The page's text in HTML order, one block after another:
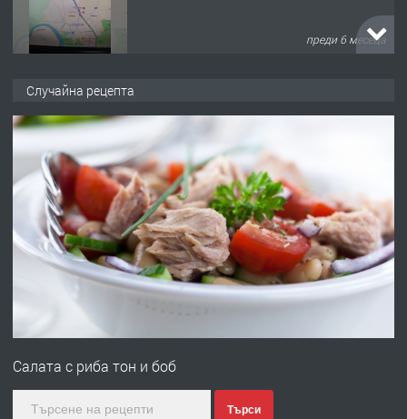
преди 6 месеца
ПРЕДЛАГА
Гараж под наем в супер център
Кърджали
преди 10 месеца
село Гняздово.
Случайна рецепта
Салата с риба тон и боб
Търси